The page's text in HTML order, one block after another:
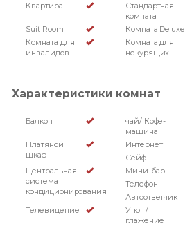
Квартира
Стандартная
комната
Suit Room
Комната Deluxe
Комната для
инвалидов
Комната для
некурящих
Характеристики комнат
Балкон
чай/ Кофе-
машина
Платяной
шкаф
Интернет
Сейф
Центральная
система
кондиционирования
Мини-бар
Телефон
Автоответчик
Телевидение
Утюг /
глажение